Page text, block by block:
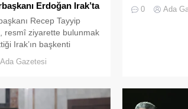
Erdoğan Irak’ta
Recep Tayyip
resmî ziyarette bulunmak
Irak’ın başkenti
ulaştı. Cumhurbaşkanı
Bağdat Uluslararası
Şiya es-Sudani ve
resmî törenle
Ada Gazetesi
0 Ada